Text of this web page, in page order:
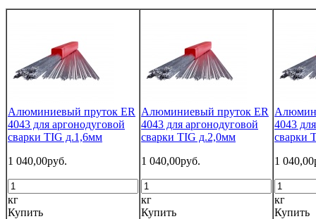
Алюминиевый пруток ER
4043 для аргонодуговой
сварки TIG д.1,6мм
1 040,00руб.
кг
Купить
Алюминиевый пруток ER
4043 для аргонодуговой
сварки TIG д.2,0мм
1 040,00руб.
кг
Купить
4043
сварки
1
кг
Купить